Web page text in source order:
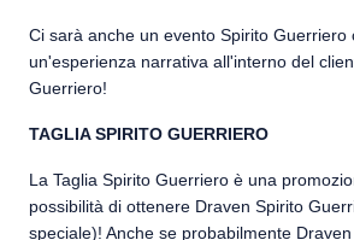
Ci sarà anche un evento Spirito Guerriero
un'esperienza narrativa all'interno del
Guerriero!
TAGLIA SPIRITO GUERRIERO
La Taglia Spirito Guerriero è una
possibilità di ottenere Draven Spirito
speciale)! Anche se probabilmente